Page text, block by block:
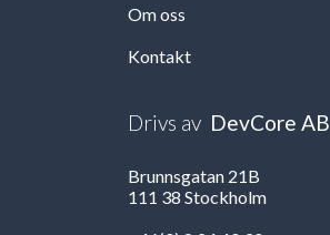
Om oss
Kontakt
Drivs av DevCore AB
Brunnsgatan 21B
111 38 Stockholm